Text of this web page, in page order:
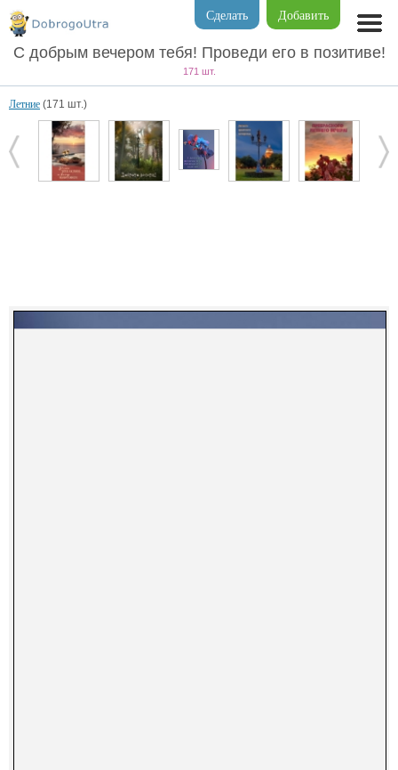
Добавить
Сделать
С добрым вечером тебя! Проведи его в позитиве!
171 шт.
Летние (171 шт.)